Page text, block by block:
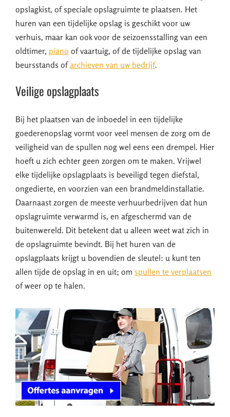
opslagkist, of speciale opslagruimte te plaatsen. Het
huren van een tijdelijke opslag is geschikt voor uw
verhuis, maar kan ook voor de seizoensstalling van een
oldtimer, piano of vaartuig, of de tijdelijke opslag van
beursstands ofarchieven van uw bedrijf.
Veilige opslagplaats
Bij het plaatsen van de inboedel in een tijdelijke
goederenopslag vormt voor veel mensen de zorg om de
veiligheid van de spullen nog wel eens een drempel. Hier
hoeft u zich echter geen zorgen om te maken. Vrijwel
elke tijdelijke opslagplaats is beveiligd tegen diefstal,
ongedierte, en voorzien van een brandmeldinstallatie.
Daarnaast zorgen de meeste verhuurbedrijven dat hun
opslagruimte verwarmd is, en afgeschermd van de
buitenwereld. Dit betekent dat u alleen weet wat zich in
de opslagruimte bevindt. Bij het huren van de
opslagplaats krijgt u bovendien de sleutel: u kunt ten
allen tijde de opslag in en uit; om spullen te verplaatsen
of weer op te halen.